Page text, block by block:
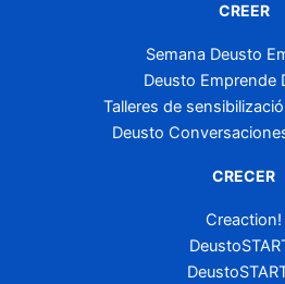
CREER
Semana Deusto
Deusto Emprende
Talleres de
Deusto
CRECER
Creaction!